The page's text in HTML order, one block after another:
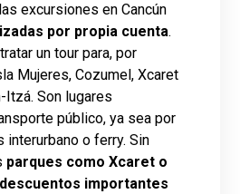
excursiones en Cancún
por propia cuenta.
un tour para, por
Mujeres, Cozumel, Xcaret
Itzá. Son lugares
público, ya sea por
interurbano o ferry. Sin
parques como Xcaret o
importantes